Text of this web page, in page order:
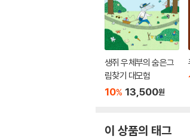
생쥐 우체부의 숨은그
림찾기 대모험
10% 13,500원
이 상품의 태그